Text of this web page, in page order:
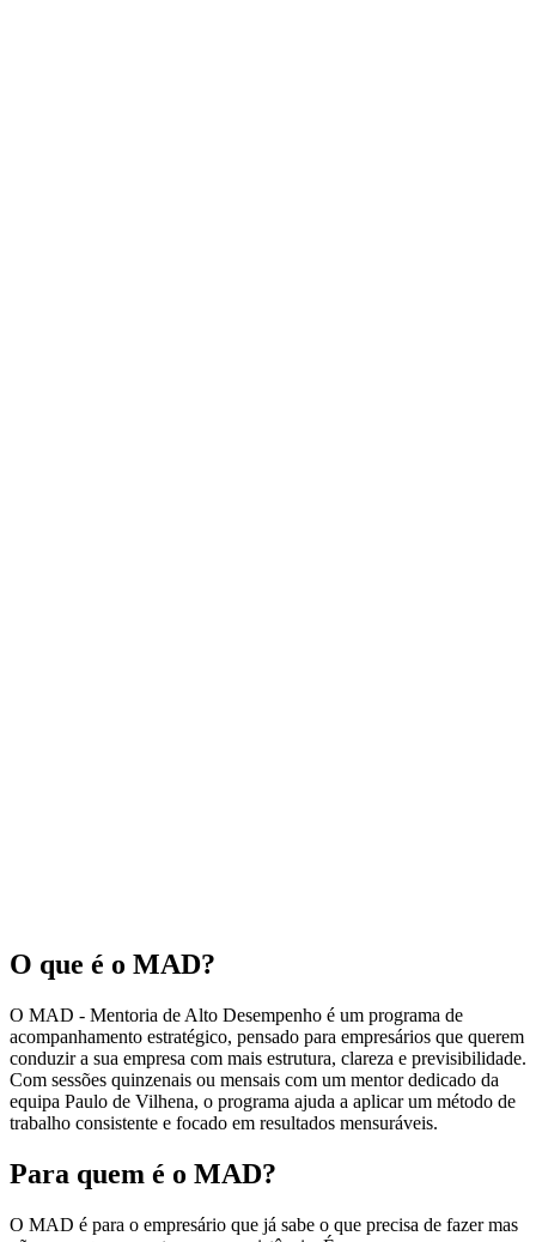
O que é o MAD?
O MAD - Mentoria de Alto Desempenho é um programa de
acompanhamento estratégico, pensado para empresários que querem
conduzir a sua empresa com mais estrutura, clareza e previsibilidade.
Com sessões quinzenais ou mensais com um mentor dedicado da
equipa Paulo de Vilhena, o programa ajuda a aplicar um método de
trabalho consistente e focado em resultados mensuráveis.
Para quem é o MAD?
O MAD é para o empresário que já sabe o que precisa de fazer mas